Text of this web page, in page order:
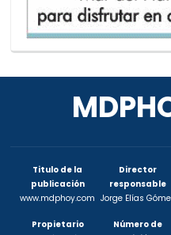
Titulo de la
publicación
www.mdphoy.com
Propietario
Director
responsable
Jorge Elías
Número de